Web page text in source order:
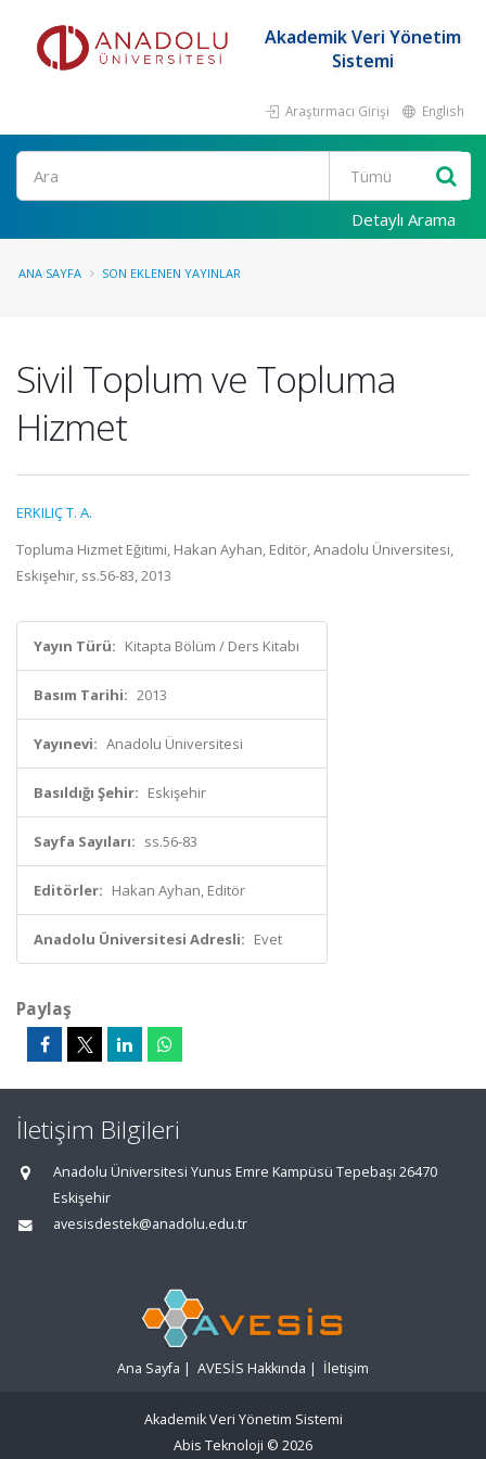
Akademik Veri Yönetim
Sistemi
Araştırmacı Girişi English
Ara
Detaylı Arama
ANA SAYFA SON EKLENEN YAYINLAR
Sivil Toplum ve Topluma
Hizmet
ERKILIÇ T. A.
Topluma Hizmet Eğitimi, Hakan Ayhan, Editör, Anadolu Üniversitesi,
Eskişehir, ss.56-83, 2013
Yayın Türü: Kitapta Bölüm / Ders Kitabı
Basım Tarihi: 2013
Yayınevi: Anadolu Üniversitesi
Basıldığı Şehir: Eskişehir
Sayfa Sayıları: ss.56-83
Editörler: Hakan Ayhan, Editör
Anadolu Üniversitesi Adresli: Evet
Paylaş
İletişim Bilgileri
Anadolu Üniversitesi Yunus Emre Kampüsü Tepebaşı 26470
Eskişehir
avesisdestek@anadolu.edu.tr
Ana Sayfa | AVESİS Hakkında | İletişim
Akademik Veri Yönetim Sistemi
Abis Teknoloji © 2026